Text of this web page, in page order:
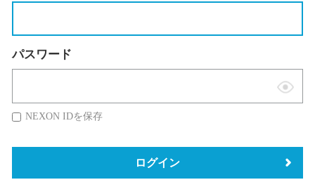
パスワード
表
替
NEXON IDを保存
ログイン